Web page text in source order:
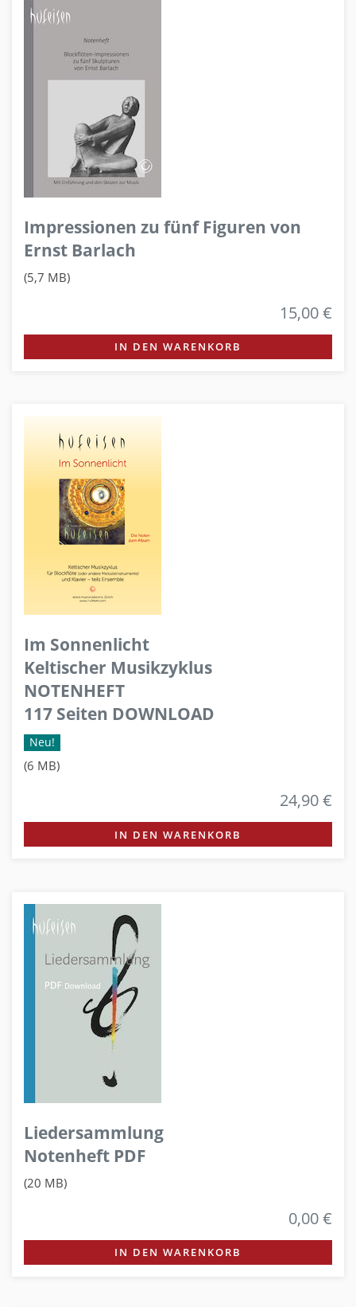
Impressionen zu fünf Figuren von
Ernst Barlach
(5,7 MB)
15,00 €
IN DEN WARENKORB
Im Sonnenlicht
Keltischer Musikzyklus
NOTENHEFT
117 Seiten DOWNLOAD
Neu!
(6 MB)
24,90 €
IN DEN WARENKORB
Liedersammlung
Notenheft PDF
(20 MB)
0,00 €
IN DEN WARENKORB